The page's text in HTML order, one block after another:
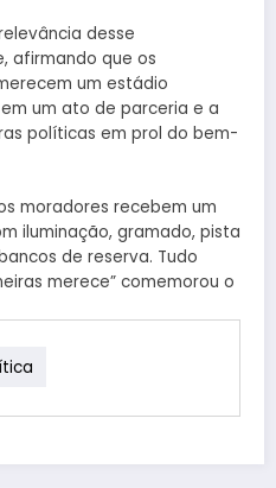
desse
afirmando que os
um estádio
um ato de parceria e a
políticas em prol do bem-
moradores recebem um
iluminação, gramado, pista
de reserva. Tudo
merece” comemorou o